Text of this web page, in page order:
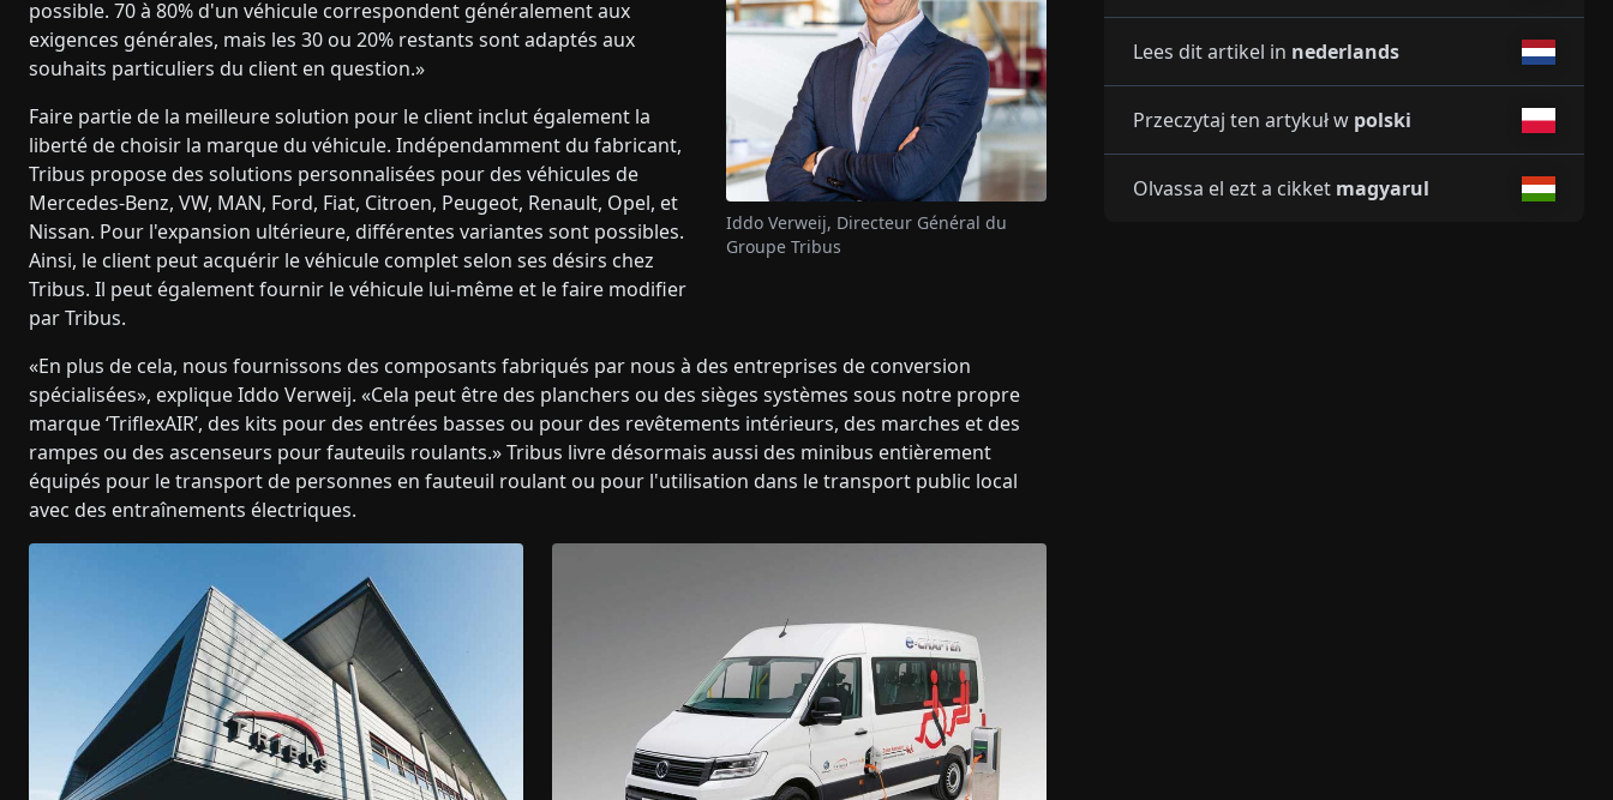
possible. 70 à 80% d'un véhicule correspondent généralement aux
exigences générales, mais les 30 ou 20% restants sont adaptés aux
souhaits particuliers du client en question.»
Faire partie de la meilleure solution pour le client inclut également la
liberté de choisir la marque du véhicule. Indépendamment du fabricant,
Tribus propose des solutions personnalisées pour des véhicules de
Mercedes-Benz, VW, MAN, Ford, Fiat, Citroen, Peugeot, Renault, Opel, et
Nissan. Pour l'expansion ultérieure, différentes variantes sont possibles.
Ainsi, le client peut acquérir le véhicule complet selon ses désirs chez
Tribus. Il peut également fournir le véhicule lui-même et le faire modifier
par Tribus.
Iddo Verweij, Directeur Général du
Groupe Tribus
«En plus de cela, nous fournissons des composants fabriqués par nous à des entreprises de conversion
spécialisées», explique Iddo Verweij. «Cela peut être des planchers ou des sièges systèmes sous notre propre
marque ‘TriflexAIR’, des kits pour des entrées basses ou pour des revêtements intérieurs, des marches et des
rampes ou des ascenseurs pour fauteuils roulants.» Tribus livre désormais aussi des minibus entièrement
équipés pour le transport de personnes en fauteuil roulant ou pour l'utilisation dans le transport public local
avec des entraînements électriques.
Lees dit artikel in nederlands
Przeczytaj ten artykuł w polski
Olvassa el ezt a cikket magyarul